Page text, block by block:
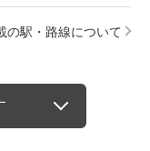
の駅・路線について